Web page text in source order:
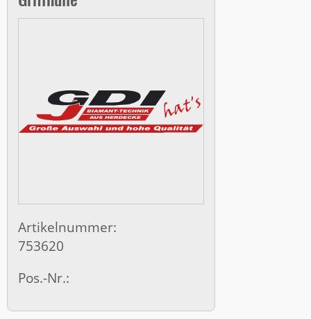
Artikelnummer:
753620
Pos.-Nr.: